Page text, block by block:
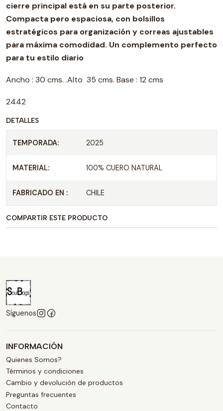
cierre principal está en su parte posterior.
Compacta pero espaciosa, con bolsillos
estratégicos para organización y correas ajustables
para máxima comodidad. Un complemento perfecto
para tu estilo diario
Ancho : 30 cms. .Alto 35 cms. Base : 12 cms
2442
DETALLES
TEMPORADA: 2025
MATERIAL: 100% CUERO NATURAL
FABRICADO EN : CHILE
COMPARTIR ESTE PRODUCTO
Síguenos
INFORMACIÓN
Quienes Somos?
Términos y condiciones
Cambio y devolución de productos
Preguntas frecuentes
Contacto